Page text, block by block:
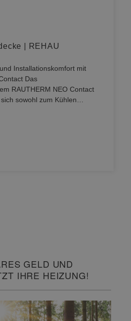
| REHAU
Installationskomfort mit
Das
RAUTHERM NEO Contact
sowohl zum Kühlen…
GELD UND
IHRE HEIZUNG!